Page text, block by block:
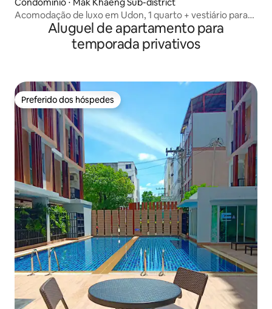
Condomínio ⋅ Mak Khaeng Sub-district
Acomodação de luxo em Udon, 1 quarto + vestiário para
estadia longaAluguel de apartamento para
temporada privativos
Preferido dos hóspedes
Preferido dos hóspedes